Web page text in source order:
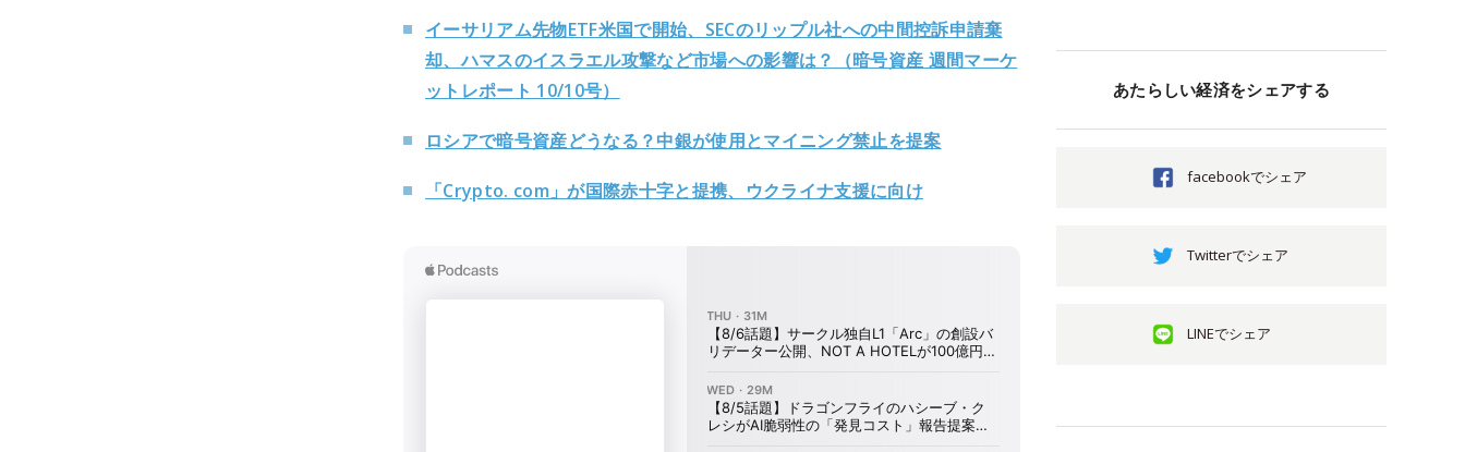
イーサリアム先物ETF米国で開始、SECのリップル社への中間控訴申請棄
却、ハマスのイスラエル攻撃など市場への影響は？（暗号資産 週間マーケ
ットレポート 10/10号）
ロシアで暗号資産どうなる？中銀が使用とマイニング禁止を提案
「Crypto. com」が国際赤十字と提携、ウクライナ支援に向け
あたらしい経済をシェアする
facebookでシェア
Twitterでシェア
LINEでシェア